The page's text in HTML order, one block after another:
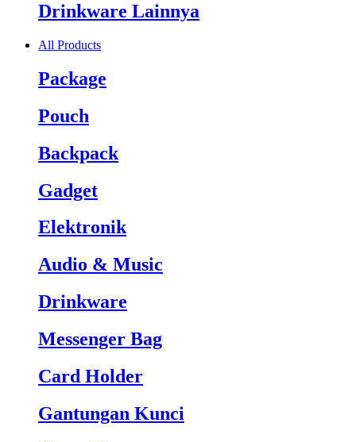
Drinkware Lainnya
All Products
Package
Pouch
Backpack
Gadget
Elektronik
Audio & Music
Drinkware
Messenger Bag
Card Holder
Gantungan Kunci